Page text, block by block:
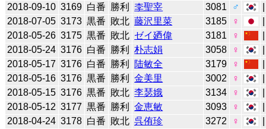
2018-09-10 3169 白番 勝利 李聖宰 3081 ♂
2018-07-05 3173 黒番 敗北 藤沢里菜 3185 ♀
2018-05-26 3175 黒番 敗北 ゼイ廼偉 3181 ♀
2018-05-24 3176 白番 勝利 朴志娟 3058 ♀
2018-05-17 3176 白番 勝利 陆敏全 3179 ♀
2018-05-16 3176 黒番 勝利 金美里 3002 ♀
2018-05-15 3176 黒番 敗北 李瑟娥 3134 ♀
2018-05-12 3177 黒番 勝利 金恵敏 3093 ♀
2018-04-24 3178 白番 敗北 呉侑珍 3272 ♀